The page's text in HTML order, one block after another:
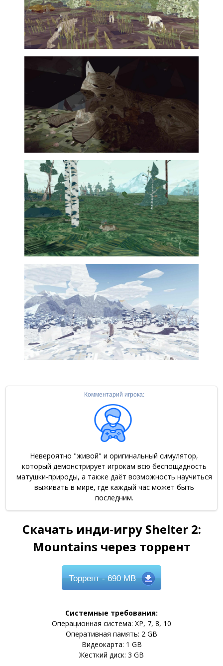
Комментарий игрока:
Невероятно "живой" и оригинальный симулятор,
который демонстрирует игрокам всю беспощадность
матушки-природы, а также даёт возможность научиться
выживать в мире, где каждый час может быть
последним.
Скачать инди-игру Shelter 2:
Mountains через торрент
Торрент- 690 MB
Системные требования:
Операционная система: XP, 7, 8, 10
Оперативная память: 2 GB
Видеокарта: 1 GB
Жесткий диск: 3 GB